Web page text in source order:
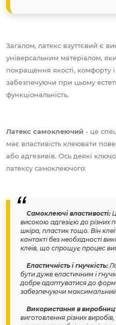
Загалом, латекс взуттєвий є
універсальним матеріалом,
покращення якості, комфорту і
забезпечуючи при цьому
функціональність.
Латекс самоклеючий - це
має властивість клеювати
або адгезивів. Ось деякі
латексу самоклеючого:
Самоклеючі властивості:
високою адгезією до різних
шкіра, пластик тощо. Він
контакті без необхідності
клеїв, що спрощує процес
Еластичність і гнучкість:
бути дуже еластичним і
добре адаптуватися до
забезпечуючи максимальний
Використання в
виготовлення різних